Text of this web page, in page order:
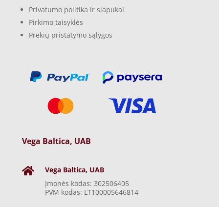
Privatumo politika ir slapukai
Pirkimo taisyklės
Prekių pristatymo sąlygos
Vega Baltica, UAB

Vega Baltica, UAB
Įmonės kodas: 302506405
PVM kodas: LT100005646814